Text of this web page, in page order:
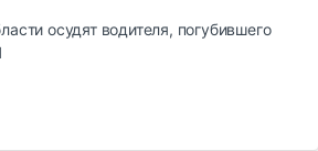
осудят водителя, погубившего